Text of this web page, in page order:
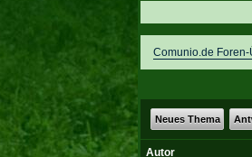
Vereinsdiskussion
Vereinsfragen
Comunio.de
Neues Thema
Autor